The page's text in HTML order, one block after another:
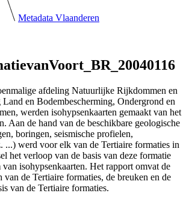
Metadata Vlaanderen
afdeling Natuurlijke Rijkdommen en
en Bodembescherming, Ondergrond en
werden isohypsenkaarten gemaakt van het
Aan de hand van de beschikbare geologische
boringen, seismische profielen,
...) werd voor elk van de Tertiaire formaties in
het verloop van de basis van deze formatie
isohypsenkaarten. Het rapport omvat de
van de Tertiaire formaties, de breuken en de
van de Tertiaire formaties.